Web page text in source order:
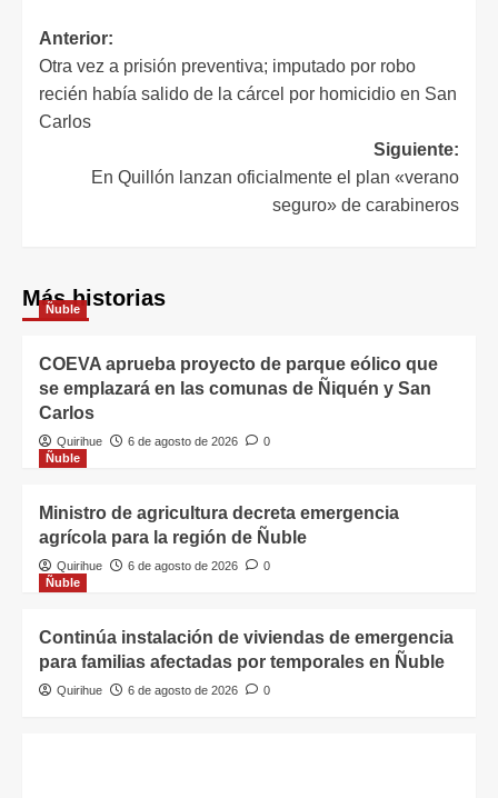
Anterior:
Otra vez a prisión preventiva; imputado por robo
recién había salido de la cárcel por homicidio en San
Carlos
Siguiente:
En Quillón lanzan oficialmente el plan «verano
seguro» de carabineros
Más historias
Ñuble
COEVA aprueba proyecto de parque eólico que
se emplazará en las comunas de Ñiquén y San
Carlos
Quirihue 6 de agosto de 2026
0
Ñuble
Ministro de agricultura decreta emergencia
agrícola para la región de Ñuble
Quirihue 6 de agosto de 2026
0
Ñuble
Continúa instalación de viviendas de emergencia
para familias afectadas por temporales en Ñuble
Quirihue 6 de agosto de 2026 0